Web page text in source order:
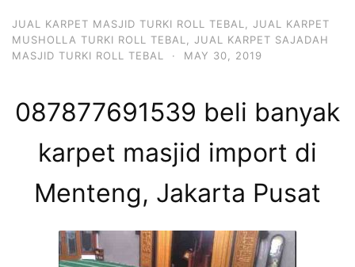
JUAL KARPET MASJID TURKI ROLL TEBAL
JUAL KARPET
MUSHOLLA TURKI ROLL TEBAL
JUAL KARPET SAJADAH
MASJID TURKI ROLL TEBAL
· MAY 30, 2019
087877691539 beli banyak
karpet masjid import di
Menteng, Jakarta Pusat